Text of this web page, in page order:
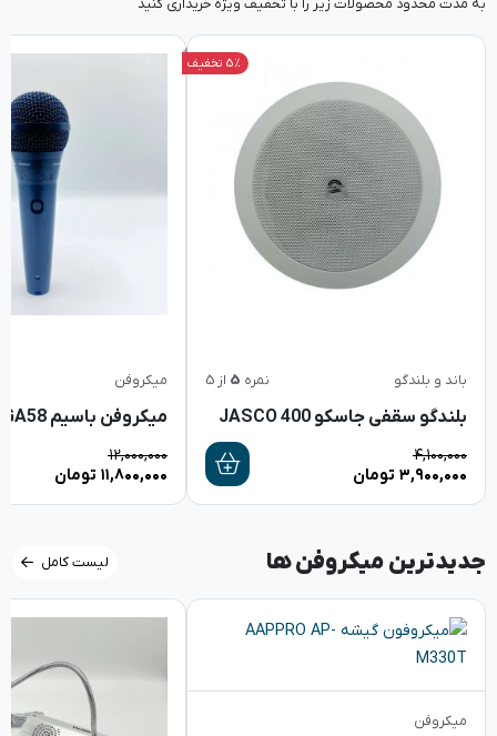
به مدت محدود محصولات زیر را با تخفیف ویژه خریداری کنید
5% تخفیف
باند و بلندگو نمره 5 از 5
بلندگو سقفی جاسکو JASCO 400
۴,۱۰۰,۰۰۰
۳,۹۰۰,۰۰۰ تومان
میکروفن
میکروفن باسیم SHURE PGA58
۱۲,۰۰۰,۰۰۰
۱۱,۸۰۰,۰۰۰ تومان
جدیدترین میکروفن ها لیست کامل
میکروفن